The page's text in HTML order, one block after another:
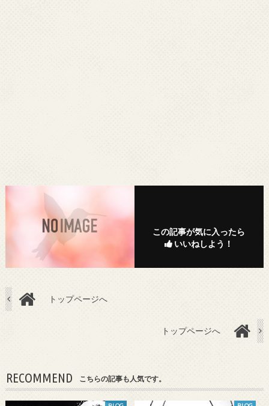
この記事が気に入ったら
いいねしよう！
トップページへ
トップページへ
RECOMMEND こちらの記事も人気です。